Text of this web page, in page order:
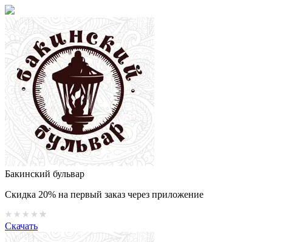
Бакинский бульвар
Скидка 20% на первый заказ через приложение
Скачать